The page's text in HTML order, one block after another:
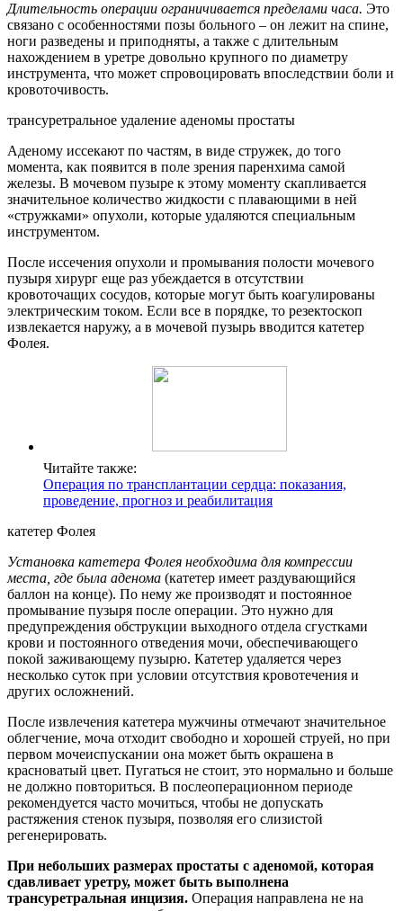
Длительность операции ограничивается пределами часа. Это
связано с особенностями позы больного – он лежит на спине,
ноги разведены и приподняты, а также с длительным
нахождением в уретре довольно крупного по диаметру
инструмента, что может спровоцировать впоследствии боли и
кровоточивость.
трансуретральное удаление аденомы простаты
Аденому иссекают по частям, в виде стружек, до того
момента, как появится в поле зрения паренхима самой
железы. В мочевом пузыре к этому моменту скапливается
значительное количество жидкости с плавающими в ней
«стружками» опухоли, которые удаляются специальным
инструментом.
После иссечения опухоли и промывания полости мочевого
пузыря хирург еще раз убеждается в отсутствии
кровоточащих сосудов, которые могут быть коагулированы
электрическим током. Если все в порядке, то резектоскоп
извлекается наружу, а в мочевой пузырь вводится катетер
Фолея.
Читайте также:
Операция по трансплантации сердца: показания,
проведение, прогноз и реабилитация
катетер Фолея
Установка катетера Фолея необходима для компрессии
места, где была аденома (катетер имеет раздувающийся
баллон на конце). По нему же производят и постоянное
промывание пузыря после операции. Это нужно для
предупреждения обструкции выходного отдела сгустками
крови и постоянного отведения мочи, обеспечивающего
покой заживающему пузырю. Катетер удаляется через
несколько суток при условии отсутствия кровотечения и
других осложнений.
После извлечения катетера мужчины отмечают значительное
облегчение, моча отходит свободно и хорошей струей, но при
первом мочеиспускании она может быть окрашена в
красноватый цвет. Пугаться не стоит, это нормально и больше
не должно повториться. В послеоперационном периоде
рекомендуется часто мочиться, чтобы не допускать
растяжения стенок пузыря, позволяя его слизистой
регенерировать.
При небольших размерах простаты с аденомой, которая
сдавливает уретру, может быть выполнена
трансуретральная инцизия. Операция направлена не на